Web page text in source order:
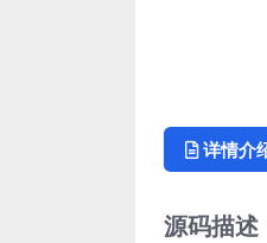
详情介
源码描述